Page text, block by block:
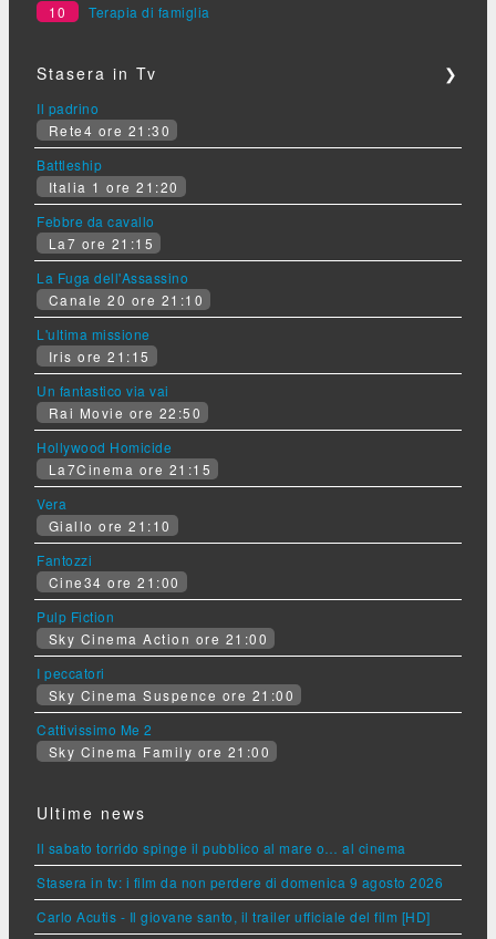
10
Terapia di famiglia
Stasera in Tv ❯
Il padrino
Rete4 ore 21:30
Battleship
Italia 1 ore 21:20
Febbre da cavallo
La7 ore 21:15
La Fuga dell'Assassino
Canale 20 ore 21:10
L'ultima missione
Iris ore 21:15
Un fantastico via vai
Rai Movie ore 22:50
Hollywood Homicide
La7Cinema ore 21:15
Vera
Giallo ore 21:10
Fantozzi
Cine34 ore 21:00
Pulp Fiction
Sky Cinema Action ore 21:00
I peccatori
Sky Cinema Suspence ore 21:00
Cattivissimo Me 2
Sky Cinema Family ore 21:00
Ultime news
Il sabato torrido spinge il pubblico al mare o… al cinema
Stasera in tv: i film da non perdere di domenica 9 agosto 2026
Carlo Acutis - Il giovane santo, il trailer ufficiale del film [HD]